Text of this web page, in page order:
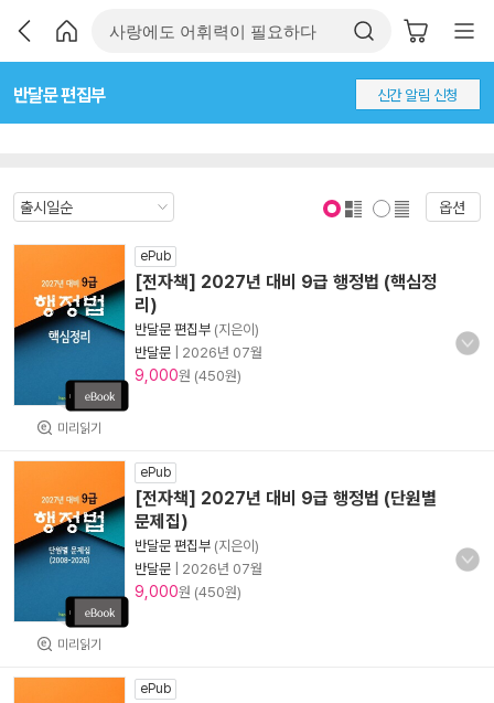
반달문 편집부 신간 알림 신청
옵션
미리읽기
ePub
[전자책] 2027년 대비 9급 행정법 (핵심정
리)
반달문 편집부 (지은이)
반달문
2026년 07월
9,000원 (450원)
미리읽기
ePub
[전자책] 2027년 대비 9급 행정법 (단원별
문제집)
반달문 편집부 (지은이)
반달문
2026년 07월
9,000원 (450원)
ePub